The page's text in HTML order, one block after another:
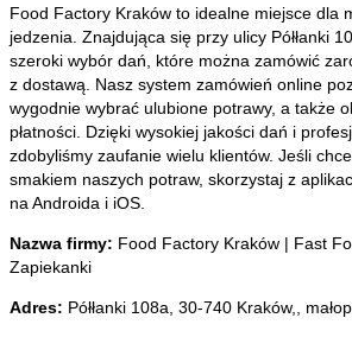
Food Factory Kraków to idealne miejsce dla
jedzenia. Znajdująca się przy ulicy Półłanki
szeroki wybór dań, które można zamówić
z dostawą. Nasz system zamówień online
wygodnie wybrać ulubione potrawy, a także
płatności. Dzięki wysokiej jakości dań i
zdobyliśmy zaufanie wielu klientów. Jeśli
smakiem naszych potraw, skorzystaj z
na Androida i iOS.
Nazwa firmy: Food Factory Kraków | Fast
Zapiekanki
Adres: Półłanki 108a 30-740 Kraków,